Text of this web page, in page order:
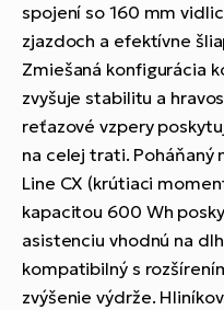
spojení so 160 mm
zjazdoch a efektívne
Zmiešaná konfigurácia
zvyšuje stabilitu a
reťazové vzpery
na celej trati. Poháňaný
Line CX (krútiaci
kapacitou 600 Wh
asistenciu vhodnú na
kompatibilný s
zvýšenie výdrže.